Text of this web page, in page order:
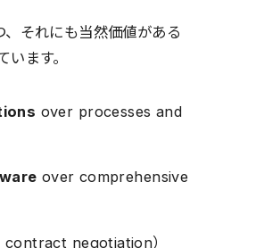
それにも当然価値がある
ます。
over processes and
over comprehensive
negotiation）